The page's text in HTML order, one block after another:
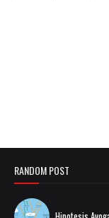
RANDOM POST